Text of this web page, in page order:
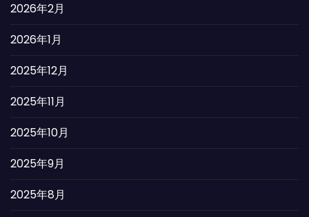
2026年2月
2026年1月
2025年12月
2025年11月
2025年10月
2025年9月
2025年8月